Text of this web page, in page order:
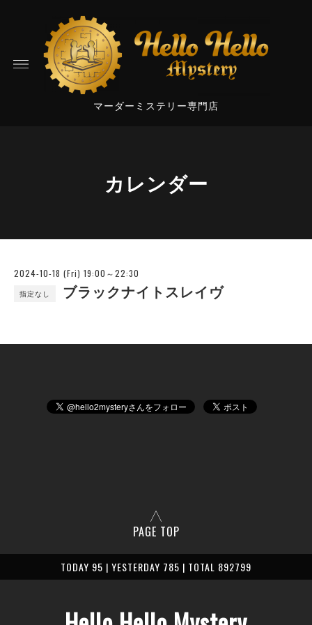
マーダーミステリー専門店
カレンダー
2024-10-18 (Fri) 19:00～22:30
指定なし ブラックナイトスレイヴ
PAGE TOP
TODAY 95 | YESTERDAY 785 | TOTAL 892799